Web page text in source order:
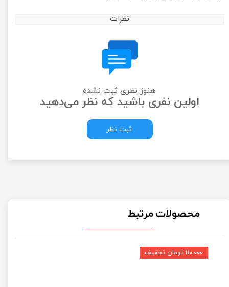
نظرات
هنوز نظری ثبت نشده
اولین نفری باشید که نظر می‌دهید
ثبت نظر
محصولات مرتبط
۱۱۰,۰۰۰ تومان تخفیف